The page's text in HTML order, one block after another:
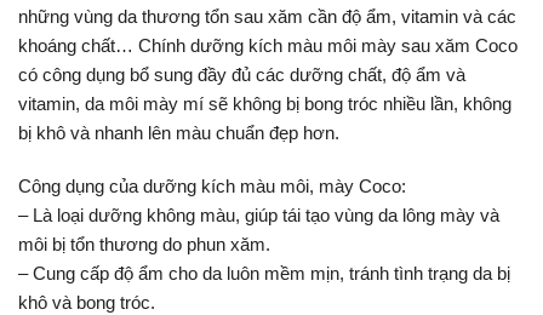
những vùng da thương tổn sau xăm cần độ ẩm, vitamin và các
khoáng chất… Chính dưỡng kích màu môi mày sau xăm Coco
có công dụng bổ sung đầy đủ các dưỡng chất, độ ẩm và
vitamin, da môi mày mí sẽ không bị bong tróc nhiều lần, không
bị khô và nhanh lên màu chuẩn đẹp hơn.
Công dụng của dưỡng kích màu môi, mày Coco:
– Là loại dưỡng không màu, giúp tái tạo vùng da lông mày và
môi bị tổn thương do phun xăm.
– Cung cấp độ ẩm cho da luôn mềm mịn, tránh tình trạng da bị
khô và bong tróc.